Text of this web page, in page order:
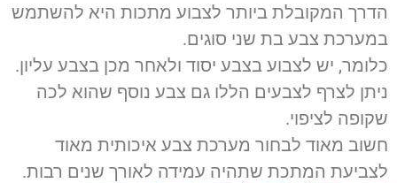
הדרך המקובלת ביותר לצבוע מתכות היא להשתמש
במערכת צבע בת שני סוגים.
כלומר, יש לצבוע בצבע יסוד ולאחר מכן בצבע עליון.
ניתן לצרף לצבעים הללו גם צבע נוסף שהוא לכה
שקופה לציפוי.
חשוב מאוד לבחור מערכת צבע איכותית מאוד
לצביעת המתכת שתהיה עמידה לאורך שנים רבות.